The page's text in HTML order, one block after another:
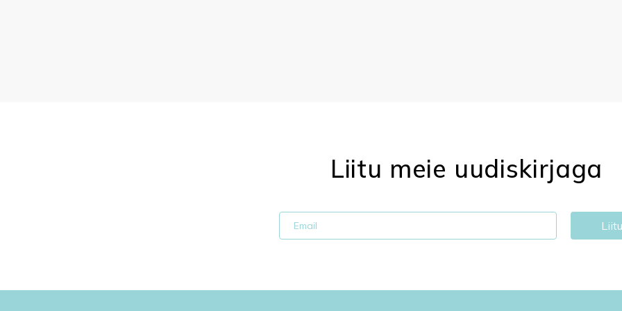
Liitu meie uudiskirjaga